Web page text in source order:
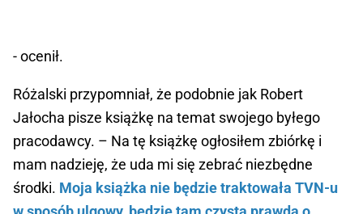
- ocenił.
Różalski przypomniał, że podobnie jak Robert
Jałocha pisze książkę na temat swojego byłego
pracodawcy. – Na tę książkę ogłosiłem zbiórkę i
mam nadzieję, że uda mi się zebrać niezbędne
środki. Moja książka nie będzie traktowała TVN-u